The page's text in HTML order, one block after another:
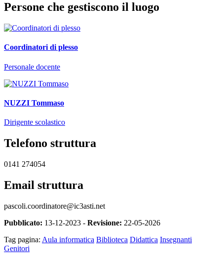
Persone che gestiscono il luogo
Coordinatori di plesso
Personale docente
NUZZI Tommaso
Dirigente scolastico
Telefono struttura
0141 274054
Email struttura
pascoli.coordinatore@ic3asti.net
Pubblicato: 13-12-2023 - Revisione: 22-05-2026
Tag pagina: Aula informatica Biblioteca Didattica Insegnanti
Genitori